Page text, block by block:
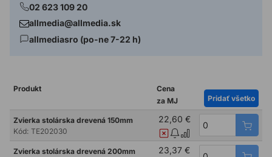
02 623 109 20
allmedia@allmedia.sk
allmediasro (po-ne 7-22 h)
Produkt
Cena
za MJ
Pridať všetko
Zvierka stolárska drevená 150mm
Kód: TE202030
22,60 €
Zvierka stolárska drevená 200mm
23,37 €